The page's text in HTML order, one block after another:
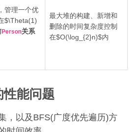
管理一个优
$\Theta(1)
Person关系
最大堆的构建、新增和
删除的时间复杂度控制
在$O(\log_{2}n)$内
性能问题
，以及BFS(广度优先遍历)方